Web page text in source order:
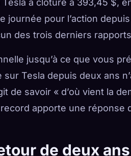
Tesla a clôturé à 393,45 $,
journée pour l’action
des trois derniers
jusqu’à ce que vous
Tesla depuis deux ans
de savoir « d’où vient la
apporte une réponse
de deux ans